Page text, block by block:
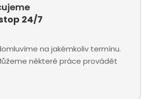
24/7
na jakémkoliv termínu.
některé práce provádět